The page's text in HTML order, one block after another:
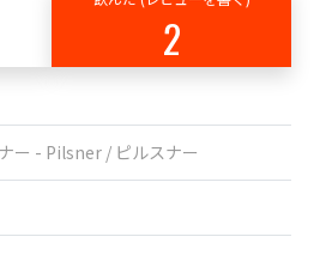
2
ー - Pilsner / ピルスナー